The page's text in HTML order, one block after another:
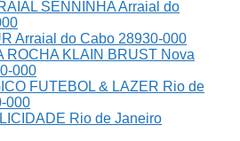
SENNINHA Arraial do
Arraial do Cabo 28930-000
ROCHA KLAIN BRUST Nova
000
FUTEBOL & LAZER Rio de
000
Rio de Janeiro